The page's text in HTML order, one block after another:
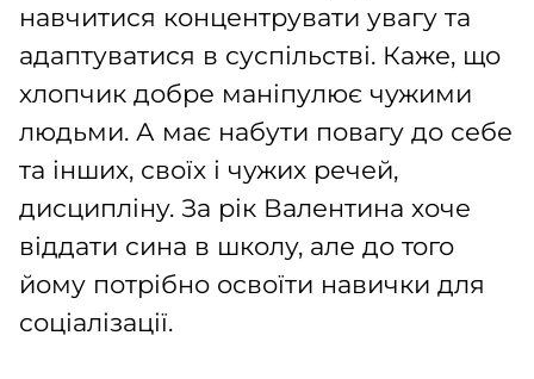
навчитися концентрувати увагу та
адаптуватися в суспільстві. Каже, що
хлопчик добре маніпулює чужими
людьми. А має набути повагу до себе
та інших, своїх і чужих речей,
дисципліну. За рік Валентина хоче
віддати сина в школу, але до того
йому потрібно освоїти навички для
соціалізації.